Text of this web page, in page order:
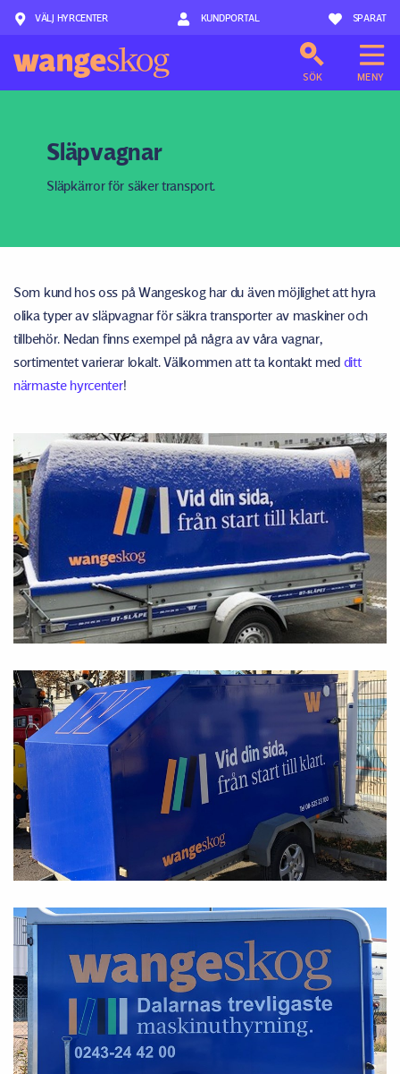
Hoppa till innehåll
VÄLJ HYRCENTER KUNDPORTAL SPARAT
SÖK MENY
Släpvagnar
Släpkärror för säker transport.
Som kund hos oss på Wangeskog har du även möjlighet att hyra
olika typer av släpvagnar för säkra transporter av maskiner och
tillbehör. Nedan finns exempel på några av våra vagnar,
sortimentet varierar lokalt. Välkommen att ta kontakt med ditt
närmaste hyrcenter!